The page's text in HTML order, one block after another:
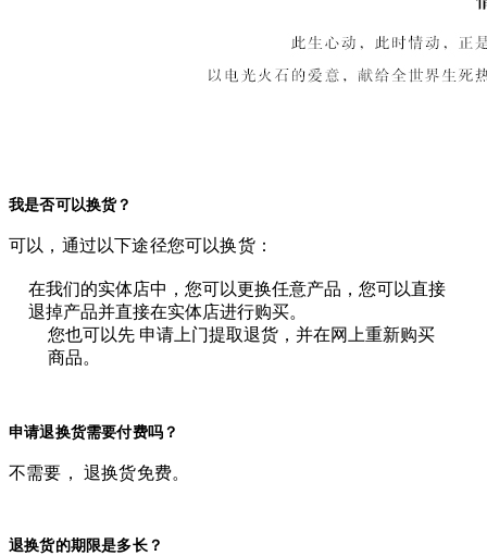
我是否可以换货？
可以，通过以下途径您可以换货：
在我们的实体店中，您可以更换任意产品，您可以直接
退掉产品并直接在实体店进行购买。
您也可以先 申请上门提取退货，并在网上重新购买
商品。
申请退换货需要付费吗？
不需要， 退换货免费。
退换货的期限是多长？